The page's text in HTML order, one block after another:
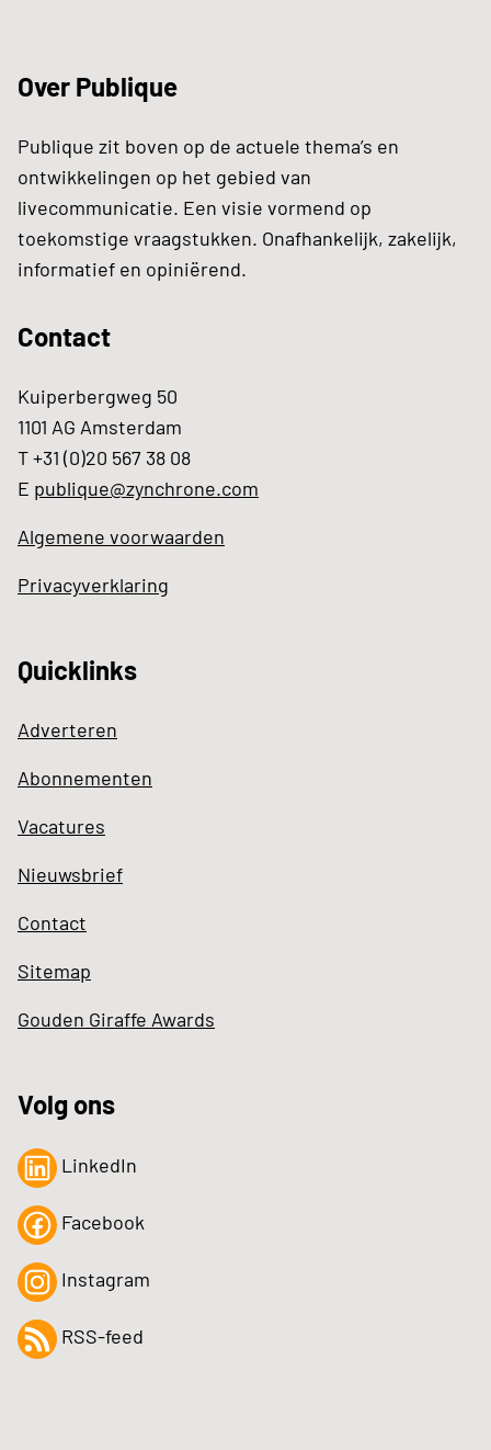
Over Publique
Publique zit boven op de actuele thema’s en
ontwikkelingen op het gebied van
livecommunicatie. Een visie vormend op
toekomstige vraagstukken. Onafhankelijk, zakelijk,
informatief en opiniërend.
Contact
Kuiperbergweg 50
1101 AG Amsterdam
T +31 (0)20 567 38 08
E publique@zynchrone.com
Algemene voorwaarden
Privacyverklaring
Quicklinks
Adverteren
Abonnementen
Vacatures
Nieuwsbrief
Contact
Sitemap
Gouden Giraffe Awards
Volg ons
LinkedIn
Facebook
Instagram
RSS-feed